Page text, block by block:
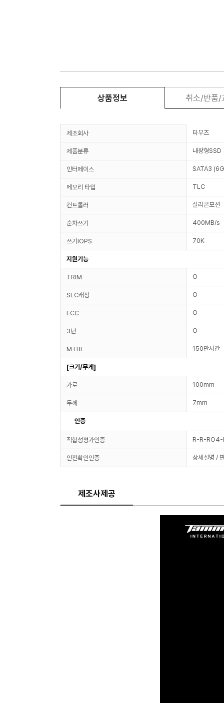
상품정보 취소/반품/
제조회사 타무즈
제품분류 내장형SSD
인터페이스 SATA3
메모리 타입 TLC
컨트롤러 실리콘모션
순차쓰기 400MB/s
쓰기IOPS 70K
지원기능
TRIM O
SLC캐싱 O
ECC O
3년 O
MTBF 150만시간
[크기/무게]
가로 100mm
두께 7mm
인증
적합성평가인증 R-R-
안전확인인증 상세설명 /
제조사제공